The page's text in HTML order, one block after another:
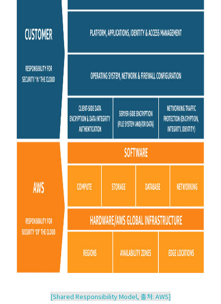
[Shared Responsibility Model, 출처: AWS]